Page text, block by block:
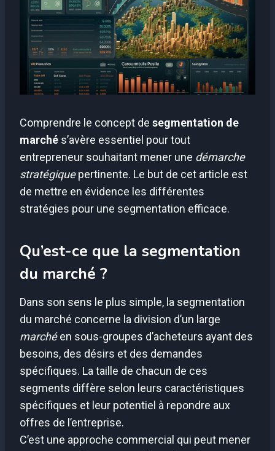
Comprendre le concept de segmentation de
marché s’avère essentiel pour tout
entrepreneur souhaitant mener une démarche
stratégiquepertinente. Le but de cet article est
de mettre en évidence les différentes
stratégies pour une segmentation efficace.
Qu’est-ce que la segmentation
du marché ?
Dans son sens le plus simple, la segmentation
du marché concerne la division d’un large
marchéen sous-groupes d’acheteurs ayant des
besoins, des désirs et des demandes
spécifiques. La taille de chacun de ces
segments diffère selon leurs caractéristiques
spécifiques et leur potentiel à repondre aux
offres de l’entreprise.
C’est une approche commercial qui peut mener